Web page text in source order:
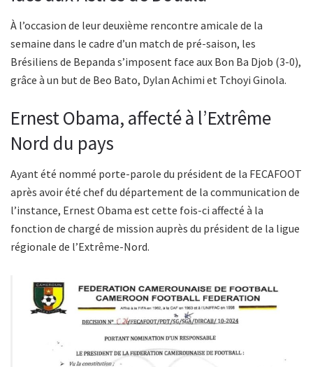
À l’occasion de leur deuxième rencontre amicale de la
semaine dans le cadre d’un match de pré-saison, les
Brésiliens de Bepanda s’imposent face aux Bon Ba Djob (3-0),
grâce à un but de Beo Bato, Dylan Achimi et Tchoyi Ginola.
Ernest Obama, affecté à l’Extrême
Nord du pays
Ayant été nommé porte-parole du président de la FECAFOOT
après avoir été chef du département de la communication de
l’instance, Ernest Obama est cette fois-ci affecté à la
fonction de chargé de mission auprès du président de la ligue
régionale de l’Extrême-Nord.